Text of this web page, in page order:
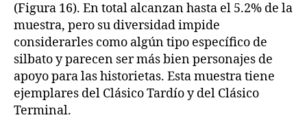
(Figura 16). En total alcanzan hasta el 5.2% de la
muestra, pero su diversidad impide
considerarles como algún tipo específico de
silbato y parecen ser más bien personajes de
apoyo para las historietas. Esta muestra tiene
ejemplares del Clásico Tardío y del Clásico
Terminal.